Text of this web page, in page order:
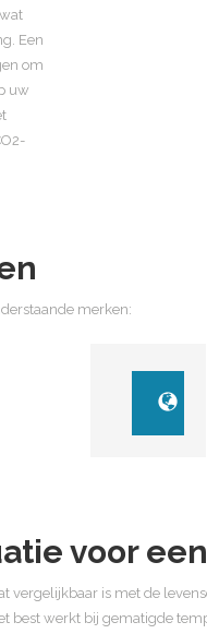
Een
om
uw
merken:
voor
vergelijkbaar is met de
best werkt bij gematigde